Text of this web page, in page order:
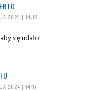
2024 | 14:12
się udało!
2024 | 14:17